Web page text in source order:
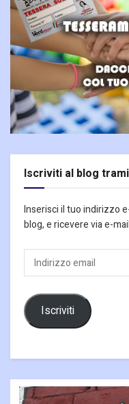
Iscriviti al blog
Inserisci il tuo indirizzo
blog, e ricevere via e-
Indirizzo
email
Iscriviti